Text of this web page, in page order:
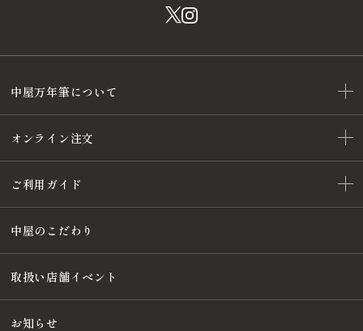
中屋万年筆について
オンライン注文
ご利用ガイド
中屋のこだわり
取扱い店舗イベント
お知らせ